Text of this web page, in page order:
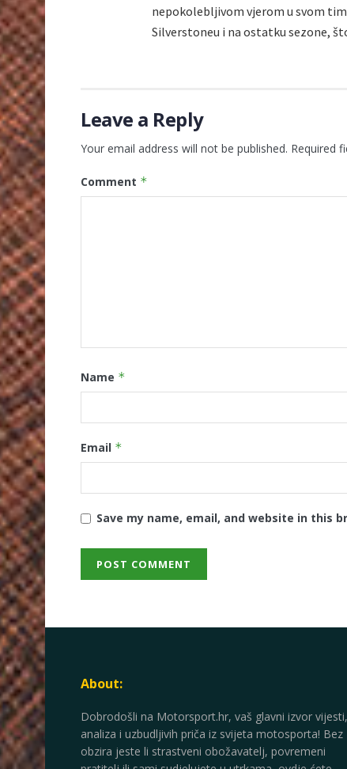
nepokolebljivom vjerom u svom
Silverstoneu i na ostatku sezone,
Leave a Reply
Your email address will not be published. Required
Comment *
Name *
Email *
Save my name, email, and website in this
About:
Dobrodošli na Motorsport.hr, vaš glavni izvor vijesti,
analiza i uzbudljivih priča iz svijeta motosporta! Bez
obzira jeste li strastveni obožavatelj, povremeni